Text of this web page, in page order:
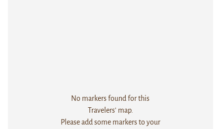
No markers found for this
Travelers' map.
Please add some markers to your